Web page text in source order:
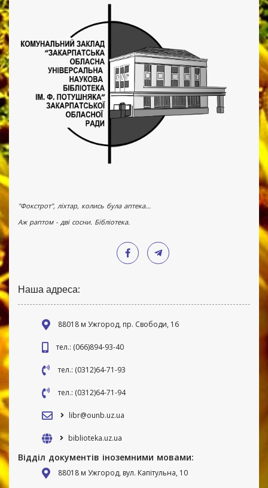
"Фокстрот", ліхтар, колись була аптека...
Аж раптом - дві сосни. Бібліотека.
Наша адреса:
88018 м Ужгород, пр. Свободи, 16
тел.: (066)894-93-40
тел.: (0312)64-71-93
тел.: (0312)64-71-94
libr@ounb.uz.ua
biblioteka.uz.ua
Відділ документів іноземними мовами:
88018 м Ужгород, вул. Капітульна, 10